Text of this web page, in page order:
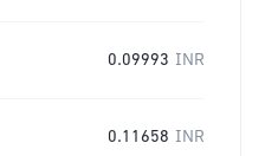
0.09993 INR
0.11658 INR